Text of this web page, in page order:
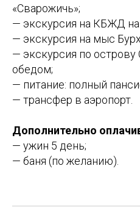
«Сварожичь»;
— экскурсия на КБЖД на
— экскурсия на мыс
— экскурсия по
обедом;
— питание: полный
— трансфер в аэропорт.
Дополнительно
— ужин 5 день;
— баня (по желанию).